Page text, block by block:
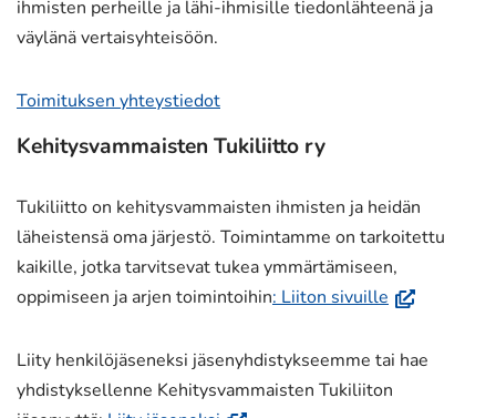
ihmisten perheille ja lähi-ihmisille tiedonlähteenä ja
väylänä vertaisyhteisöön.
Toimituksen yhteystiedot
Kehitysvammaisten Tukiliitto ry
Tukiliitto on kehitysvammaisten ihmisten ja heidän
läheistensä oma järjestö. Toimintamme on tarkoitettu
kaikille, jotka tarvitsevat tukea ymmärtämiseen,
oppimiseen ja arjen toimintoihin: Liiton sivuille (avautuu
ikkunaan,
siirryt
Liity henkilöjäseneksi jäsenyhdistykseemme tai hae
yhdistyksellenne Kehitysvammaisten Tukiliiton